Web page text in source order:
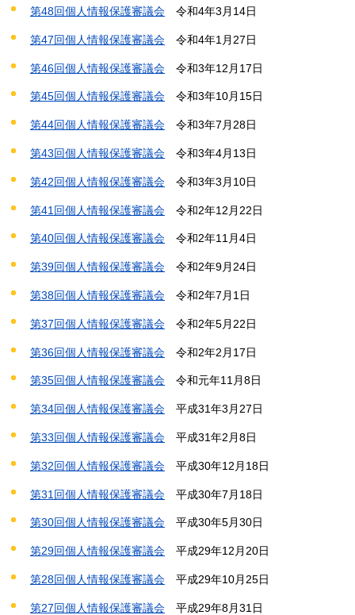
第48回個人情報保護審議会 令和4年3月14日
第47回個人情報保護審議会 令和4年1月27日
第46回個人情報保護審議会 令和3年12月17日
第45回個人情報保護審議会 令和3年10月15日
第44回個人情報保護審議会 令和3年7月28日
第43回個人情報保護審議会 令和3年4月13日
第42回個人情報保護審議会 令和3年3月10日
第41回個人情報保護審議会 令和2年12月22日
第40回個人情報保護審議会 令和2年11月4日
第39回個人情報保護審議会 令和2年9月24日
第38回個人情報保護審議会 令和2年7月1日
第37回個人情報保護審議会 令和2年5月22日
第36回個人情報保護審議会 令和2年2月17日
第35回個人情報保護審議会 令和元年11月8日
第34回個人情報保護審議会 平成31年3月27日
第33回個人情報保護審議会 平成31年2月8日
第32回個人情報保護審議会 平成30年12月18日
第31回個人情報保護審議会 平成30年7月18日
第30回個人情報保護審議会 平成30年5月30日
第29回個人情報保護審議会 平成29年12月20日
第28回個人情報保護審議会 平成29年10月25日
第27回個人情報保護審議会 平成29年8月31日